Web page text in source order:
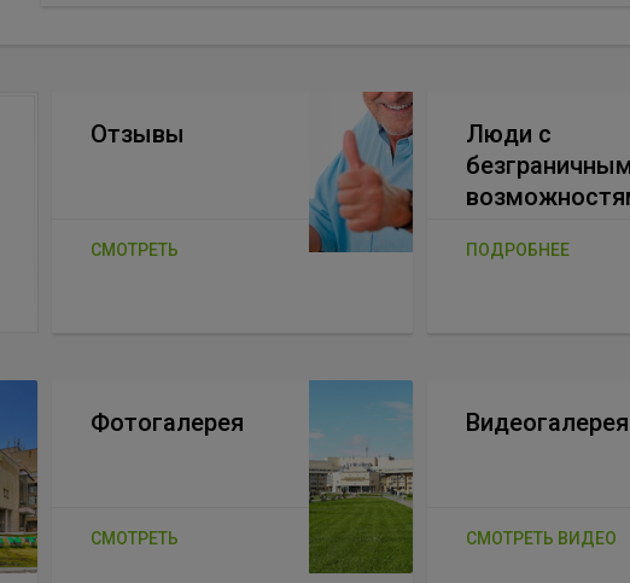
Отзывы
СМОТРЕТЬ
Люди с
ПОДРОБНЕЕ
Фотогалерея
СМОТРЕТЬ
Видеогалерея
СМОТРЕТЬ ВИДЕО